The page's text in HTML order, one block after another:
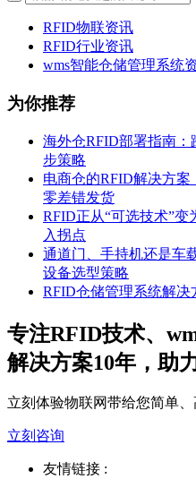
RFID物联资讯
RFID行业资讯
wms智能仓储管理系统
为你推荐
海外仓RFID部署指南：
步策略
电商仓的RFID解决方
零差错发货
RFID正从“可选技术”
入拐点
通道门、手持机还是车
设备选型策略
RFID仓储管理系统解
专注RFID技术、
解决方案10年，助
立刻体验物联网带给您简单
立刻咨询
友情链接 :